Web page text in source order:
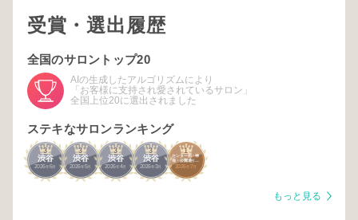
受賞・選出履歴
全国のサロントップ20
AIの生成したアルゴリズムにより
「お客様に支持され愛されているサロン」
全国上位20に選出されました
ステキなサロンランキング
3
渋谷
2026年 6月
3
渋谷
2026年 5月
3
渋谷
2026年 4月
3
渋谷
2026年 3月
1
センター街・神
南・公園通り・
道玄坂・神泉
2026年 7
もっと見る